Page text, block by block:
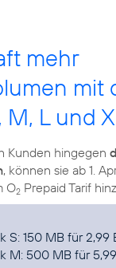
mehr
mit
M, L und
Kunden hingegen
, können sie ab 1.
O2 Prepaid Tarif
S: 150 MB für 2,99
M: 500 MB für